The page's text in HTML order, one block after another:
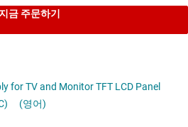
지금 주문하기
for TV and Monitor TFT LCD Panel
(영어)